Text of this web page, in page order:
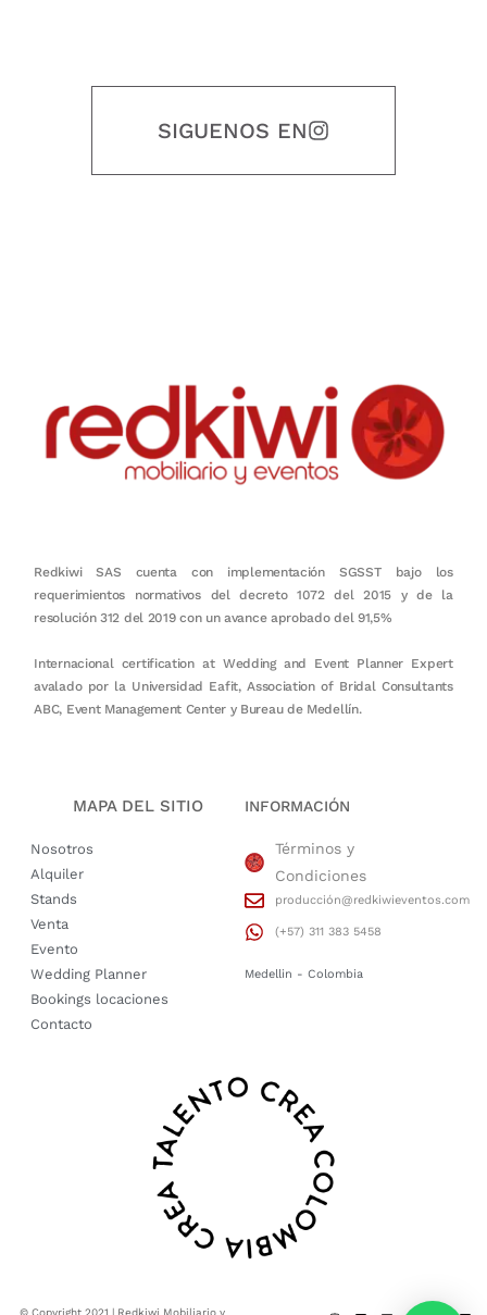
SIGUENOS EN
Redkiwi SAS cuenta con implementación SGSST bajo los
requerimientos normativos del decreto 1072 del 2015 y de la
resolución 312 del 2019 con un avance aprobado del 91,5%
Internacional certification at Wedding and Event Planner Expert
avalado por la Universidad Eafit, Association of Bridal Consultants
ABC, Event Management Center y Bureau de Medellín.
MAPA DEL SITIO
Nosotros
Alquiler
Stands
Venta
Evento
Wedding Planner
Bookings locaciones
Contacto
INFORMACIÓN
Términos y
Condiciones
producción@redkiwieventos.com
(+57) 311 383 5458
Medellin - Colombia
© Copyright 2021 | Redkiwi Mobiliario y